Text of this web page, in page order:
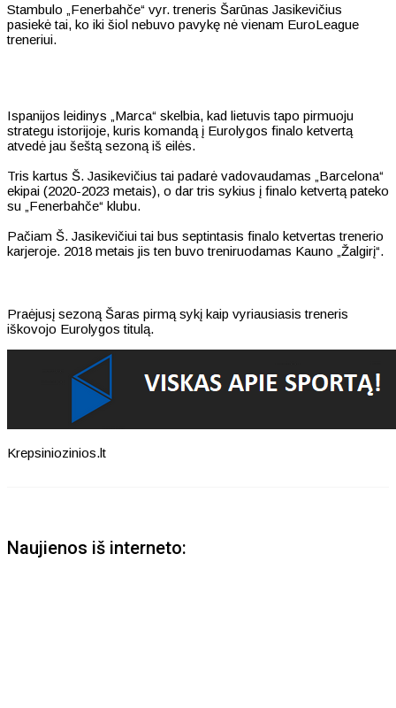
Stambulo „Fenerbahče“ vyr. treneris Šarūnas Jasikevičius
pasiekė tai, ko iki šiol nebuvo pavykę nė vienam EuroLeague
treneriui.
Ispanijos leidinys „Marca“ skelbia, kad lietuvis tapo pirmuoju
strategu istorijoje, kuris komandą į Eurolygos finalo ketvertą
atvedė jau šeštą sezoną iš eilės.
Tris kartus Š. Jasikevičius tai padarė vadovaudamas „Barcelona“
ekipai (2020-2023 metais), o dar tris sykius į finalo ketvertą pateko
su „Fenerbahče“ klubu.
Pačiam Š. Jasikevičiui tai bus septintasis finalo ketvertas trenerio
karjeroje. 2018 metais jis ten buvo treniruodamas Kauno „Žalgirį“.
Praėjusį sezoną Šaras pirmą sykį kaip vyriausiasis treneris
iškovojo Eurolygos titulą.
Krepsiniozinios.lt
Naujienos iš interneto: